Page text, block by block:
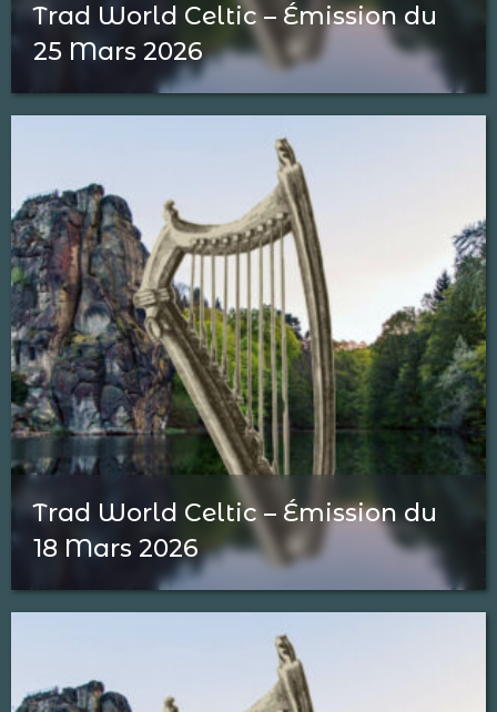
Trad World Celtic – Émission du
25 Mars 2026
Trad World Celtic – Émission du
18 Mars 2026